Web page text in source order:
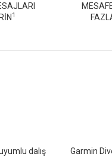
1
dalış
Garmin